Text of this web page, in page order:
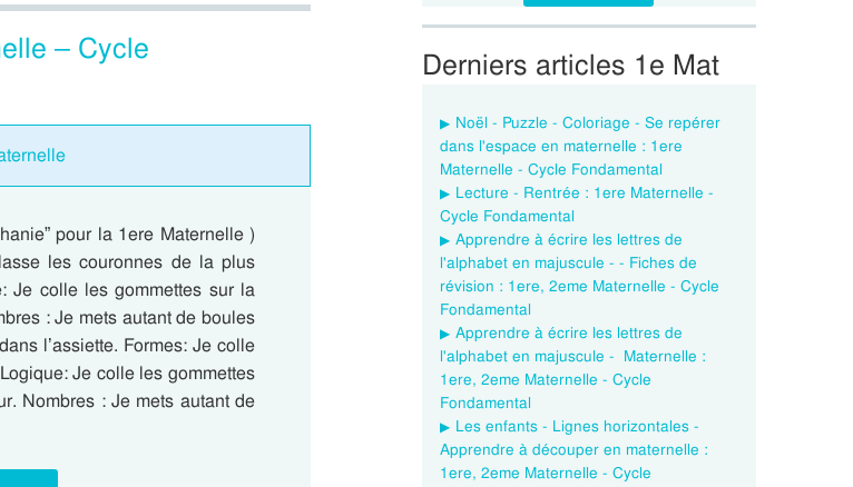
– Cycle
pour la 1ere Maternelle )
les couronnes de la plus
Je colle les gommettes sur la
: Je mets autant de boules
l’assiette. Formes: Je colle
Je colle les gommettes
Nombres : Je mets autant de
Derniers articles 1e Mat
Noël - Puzzle - Coloriage - Se repérer
dans l'espace en maternelle : 1ere
Maternelle - Cycle Fondamental
Lecture - Rentrée : 1ere Maternelle -
Cycle Fondamental
Apprendre à écrire les lettres de
l'alphabet en majuscule - - Fiches de
révision : 1ere, 2eme Maternelle - Cycle
Fondamental
Apprendre à écrire les lettres de
l'alphabet en majuscule - Maternelle :
1ere, 2eme Maternelle - Cycle
Fondamental
Les enfants - Lignes horizontales -
Apprendre à découper en maternelle :
1ere, 2eme Maternelle - Cycle